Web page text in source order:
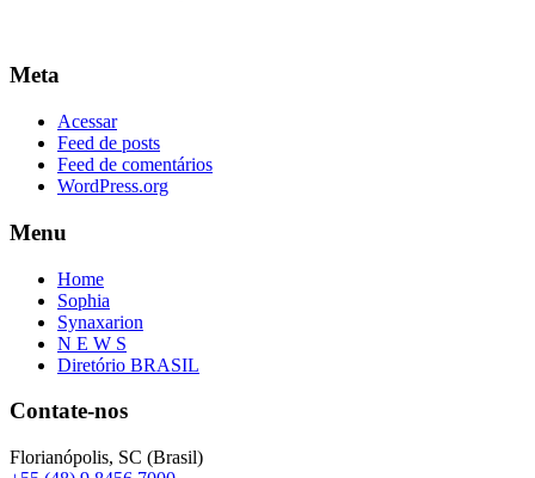
Meta
Acessar
Feed de posts
Feed de comentários
WordPress.org
Menu
Home
Sophia
Synaxarion
N E W S
Diretório BRASIL
Contate-nos
Florianópolis, SC (Brasil)